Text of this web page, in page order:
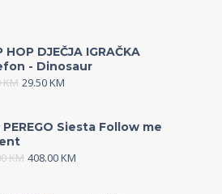
HOP DJEČJA IGRAČKA
- Dinosaur
KM 29.50KM
PEREGO Siesta Follow me
KM 408.00KM